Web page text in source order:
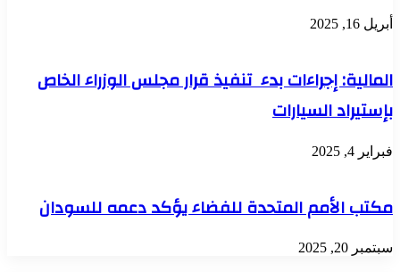
أبريل 16, 2025
المالية: إجراءات بدء تنفيذ قرار مجلس الوزراء الخاص
بإستيراد السيارات
فبراير 4, 2025
مكتب الأمم المتحدة للفضاء يؤكد دعمه للسودان
سبتمبر 20, 2025